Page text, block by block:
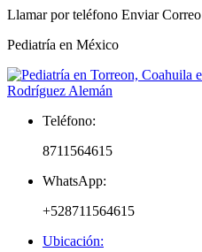
Llamar por teléfono Enviar Correo
Pediatría en México
Teléfono:
8711564615
WhatsApp:
+528711564615
Ubicación: